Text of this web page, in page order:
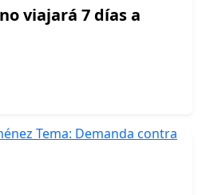
viajará 7 días a